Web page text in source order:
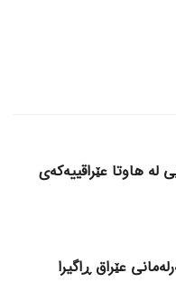
لە هاوتا عێراقییەکەی
عێراق ڕاگیرا